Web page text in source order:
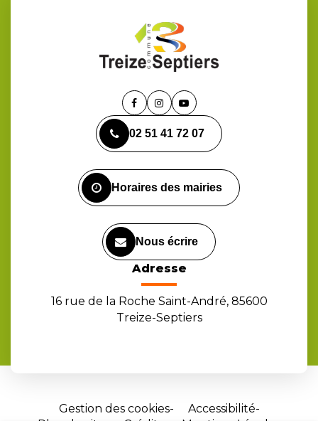
Lien
le
compte
Lien
le
compte
Lien
la
chaîne
02 51 41 72 07
Horaires des mairies
Nous écrire
Adresse
16 rue de la Roche Saint-André, 85600
Treize-Septiers
Gestion des cookies
Accessibilité